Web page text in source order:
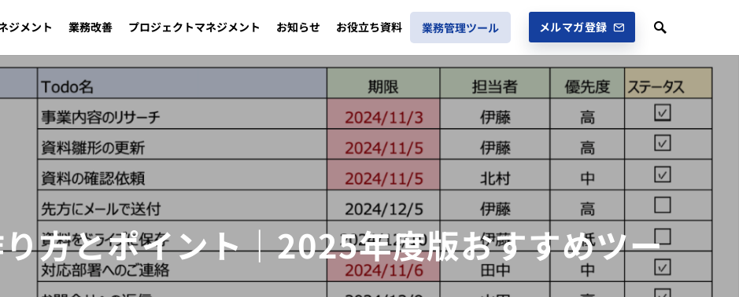
ジメント 業務改善 プロジェクトマネジメント お知らせ お役立ち資料 業務管理ツール メルマガ登録
方とポイント｜2025年度版おすすめツー